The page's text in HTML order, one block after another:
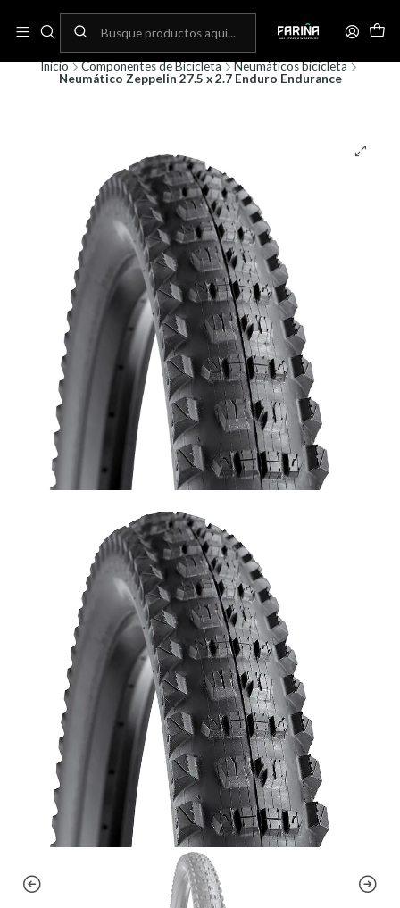
Envíos gratis por compras sobre 80.000! (No aplica para bicicletas)
Inicio Componentes de Bicicleta
Neumáticos bicicleta
Neumático Zeppelin 27.5 x 2.7 Enduro Endurance